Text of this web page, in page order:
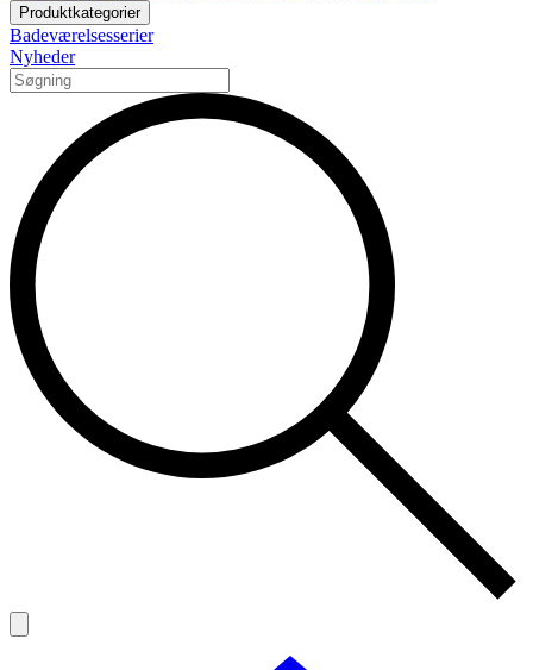
Produktkategorier
Badeværelsesserier
Nyheder